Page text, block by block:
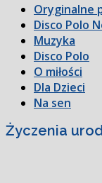
Oryginalne
Disco Polo
Muzyka
Disco Polo
O miłości
Dla Dzieci
Na sen
Życzenia